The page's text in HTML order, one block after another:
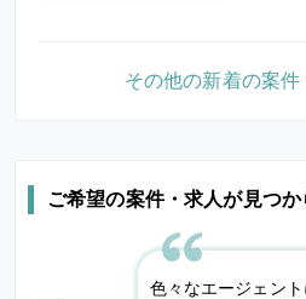
ご希望の案件・求人が見つ
色々なエージェン
その他の新着の案件